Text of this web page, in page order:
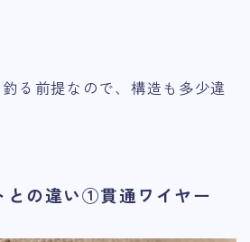
る前提なので、構造も多少違
との違い①貫通ワイヤー